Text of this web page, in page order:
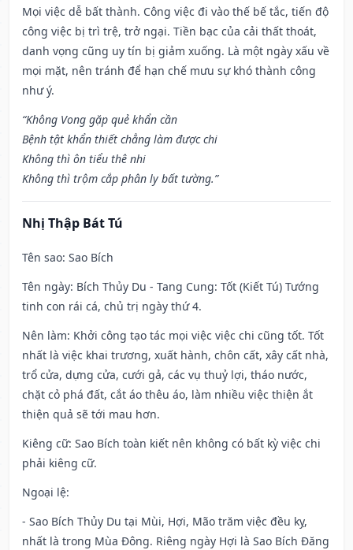
Mọi việc dễ bất thành. Công việc đi vào thế bế tắc, tiến độ
công việc bị trì trệ, trở ngại. Tiền bạc của cải thất thoát,
danh vọng cũng uy tín bị giảm xuống. Là một ngày xấu về
mọi mặt, nên tránh để hạn chế mưu sự khó thành công
như ý.
“Không Vong gặp quẻ khẩn cần
Bệnh tật khẩn thiết chẳng làm được chi
Không thì ôn tiểu thê nhi
Không thì trộm cắp phân ly bất tường.”
Nhị Thập Bát Tú
Tên sao: Sao Bích
Tên ngày: Bích Thủy Du - Tang Cung: Tốt (Kiết Tú) Tướng
tinh con rái cá, chủ trị ngày thứ 4.
Nên làm: Khởi công tạo tác mọi việc việc chi cũng tốt. Tốt
nhất là việc khai trương, xuất hành, chôn cất, xây cất nhà,
trổ cửa, dựng cửa, cưới gả, các vụ thuỷ lợi, tháo nước,
chặt cỏ phá đất, cắt áo thêu áo, làm nhiều việc thiện ắt
thiện quả sẽ tới mau hơn.
Kiêng cữ: Sao Bích toàn kiết nên không có bất kỳ việc chi
phải kiêng cữ.
Ngoại lệ:
- Sao Bích Thủy Du tại Mùi, Hợi, Mão trăm việc đều kỵ,
nhất là trong Mùa Đông. Riêng ngày Hợi là Sao Bích Đăng